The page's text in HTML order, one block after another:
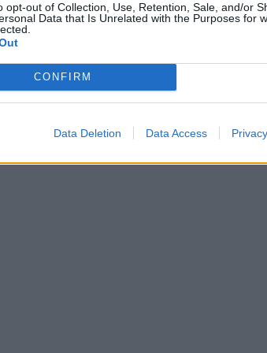
opt-out of Collection, Use, Retention, Sale, and/or
Data that Is Unrelated with the Purposes for
CONFIRM
Data Deletion Data Access
con l'evidenza dei fatti, la
la concretezza delle azioni. Onore a un
che ha il coraggio di esprimere
Mai come in questo
per la normalità è diventato un
stima Lorenzo Fontana, Ministro della